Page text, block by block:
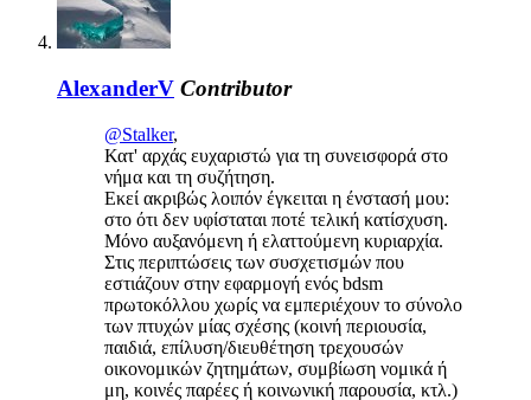
AlexanderV Contributor
@Stalker,
Κατ' αρχάς ευχαριστώ για τη συνεισφορά στο
νήμα και τη συζήτηση.
Εκεί ακριβώς λοιπόν έγκειται η ένστασή μου:
στο ότι δεν υφίσταται ποτέ τελική κατίσχυση.
Μόνο αυξανόμενη ή ελαττούμενη κυριαρχία.
Στις περιπτώσεις των συσχετισμών που
εστιάζουν στην εφαρμογή ενός bdsm
πρωτοκόλλου χωρίς να εμπεριέχουν το σύνολο
των πτυχών μίας σχέσης (κοινή περιουσία,
παιδιά, επίλυση/διευθέτηση τρεχουσών
οικονομικών ζητημάτων, συμβίωση νομικά ή
μη, κοινές παρέες ή κοινωνική παρουσία, κτλ.)